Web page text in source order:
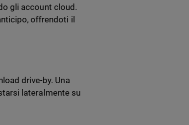
gli account cloud.
offrendoti il
drive-by. Una
lateralmente su